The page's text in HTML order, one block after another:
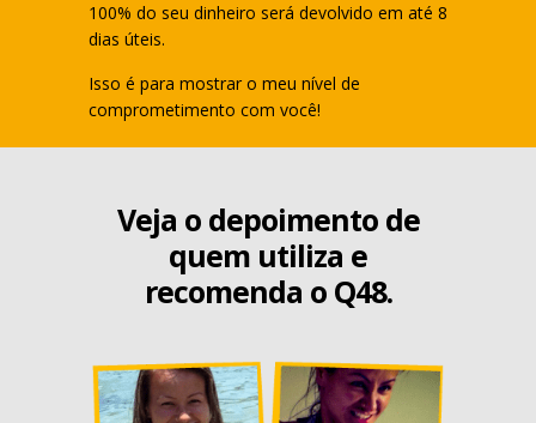
100% do seu dinheiro será devolvido em até 8
dias úteis.
Isso é para mostrar o meu nível de
comprometimento com você!
Veja o depoimento de
quem utiliza e
recomenda o Q48.